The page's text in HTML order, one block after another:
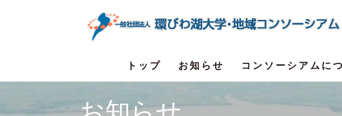
トップ お知らせ コンソーシアムに